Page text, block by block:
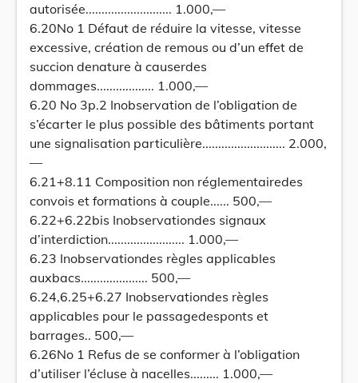
autorisée........................... 1.000,—
6.20No 1 Défaut de réduire la vitesse, vitesse
excessive, création de remous ou d’un effet de
succion denature à causerdes
dommages.................. 1.000,—
6.20 No 3p.2 Inobservation de l’obligation de
s’écarter le plus possible des bâtiments portant
une signalisation particulière.......................... 2.000,
—
6.21+8.11 Composition non réglementairedes
convois et formations à couple...... 500,—
6.22+6.22bis Inobservationdes signaux
d’interdiction........................ 1.000,—
6.23 Inobservationdes règles applicables
auxbacs..................... 500,—
6.24,6.25+6.27 Inobservationdes règles
applicables pour le passagedesponts et
barrages.. 500,—
6.26No 1 Refus de se conformer à l’obligation
d’utiliser l’écluse à nacelles......... 1.000,—